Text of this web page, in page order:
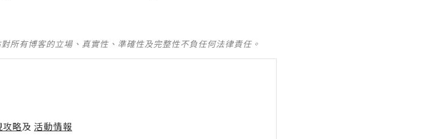
所有博客的立場、真實性、準確性及完整性不負任何法律責任。
攻略及 活動情報